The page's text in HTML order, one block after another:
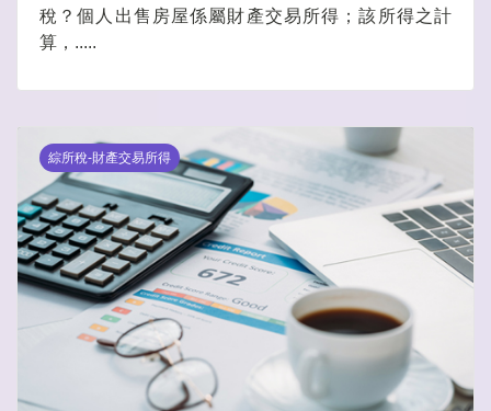
稅？個人出售房屋係屬財產交易所得；該所得之計
算，.....
綜所稅-財產交易所得